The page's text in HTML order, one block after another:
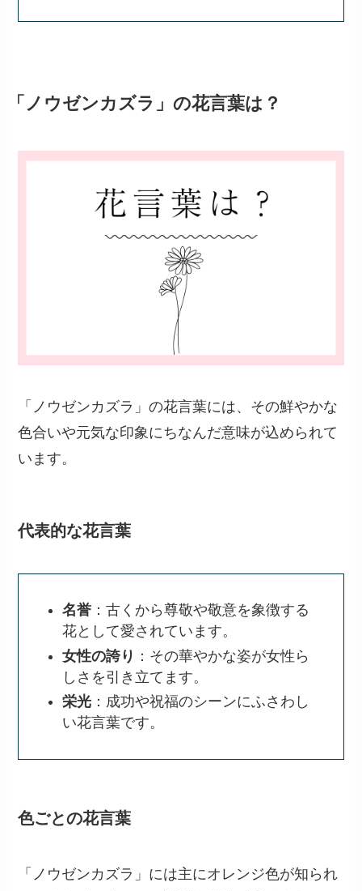
「ノウゼンカズラ」の花言葉は？
「ノウゼンカズラ」の花言葉には、その鮮やかな
色合いや元気な印象にちなんだ意味が込められて
います。
代表的な花言葉
名誉 ：古くから尊敬や敬意を象徴する
花として愛されています。
女性の誇り ：その華やかな姿が女性ら
しさを引き立てます。
栄光 ：成功や祝福のシーンにふさわし
い花言葉です。
色ごとの花言葉
「ノウゼンカズラ」には主にオレンジ色が知られ